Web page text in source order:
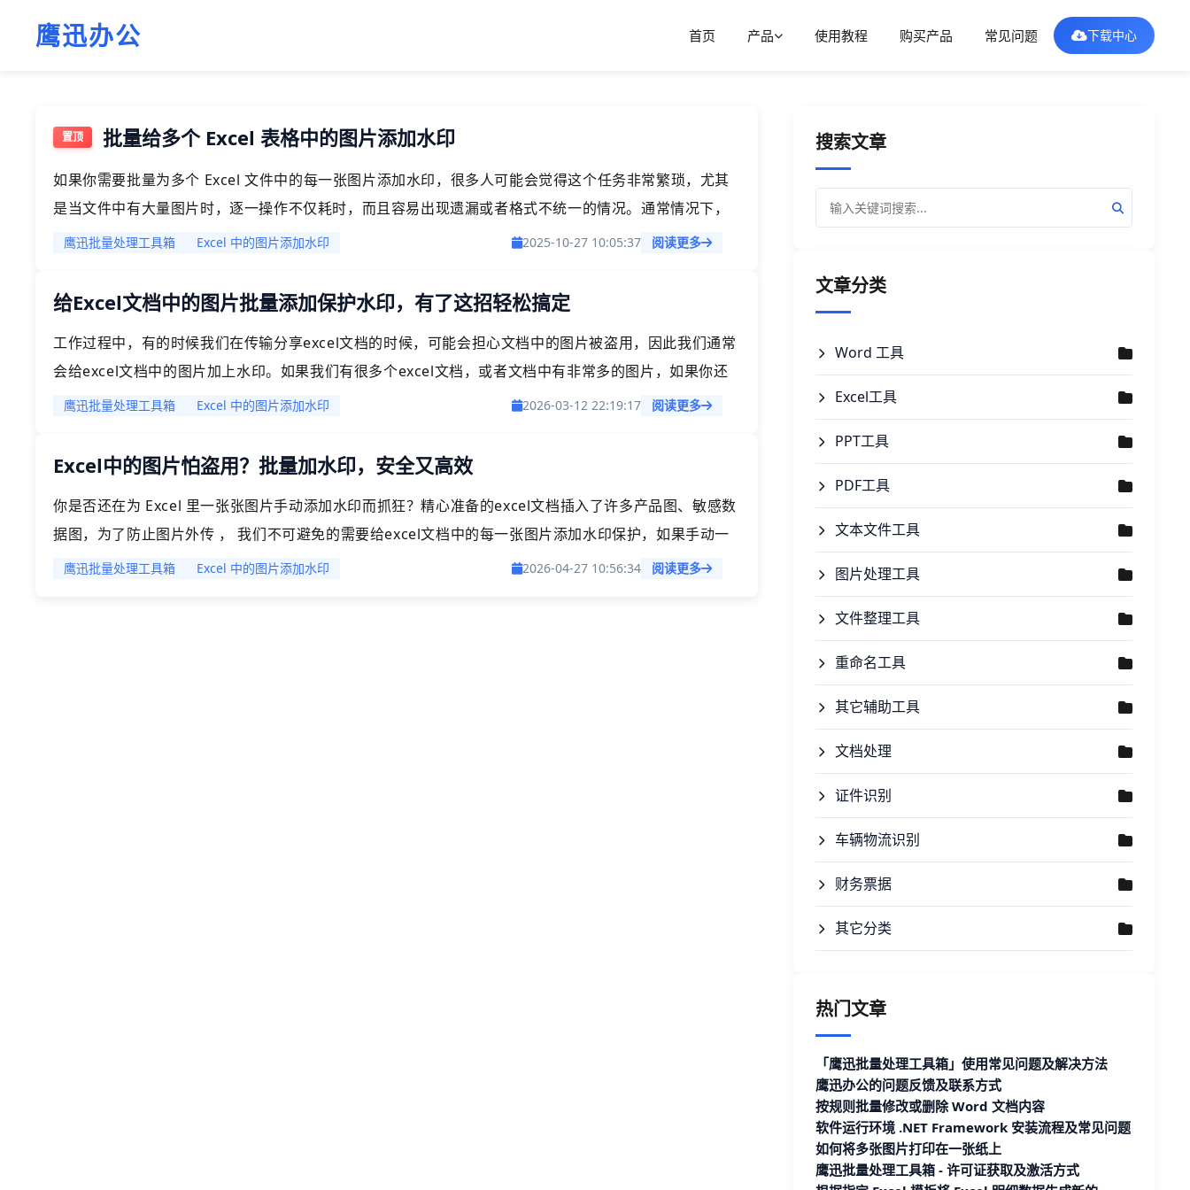
鹰迅办公 首页 产品 使用教程 购买产品 常见问题 下载中心
批量给多个 Excel 表格中的图片添加水印
如果你需要批量为多个 Excel 文件中的每一张图片添加水印，很多人可能会觉得这个任务非常繁琐，尤其
是当文件中有大量图片时，逐一操作不仅耗时，而且容易出现遗漏或者格式不统一的情况。通常情况下，
我们可以通过一些基本的 Excel 功能或者第三方工具来为图片添加水印，但如何高效、批量地完成这一任
或者图片水印。
鹰迅批量处理工具箱 Excel 中的图片添加水印 2025-10-27 10:05:37 阅读更多
给Excel文档中的图片批量添加保护水印，有了这招轻松搞定
工作过程中，有的时候我们在传输分享excel文档的时候，可能会担心文档中的图片被盗用，因此我们通常
会给excel文档中的图片加上水印。如果我们有很多个excel文档，或者文档中有非常多的图片，如果你还
在一个一个的手动添加水印的话，这样效率就太低了。如何告别手动添加水印，摆脱体力活呢？
鹰迅批量处理工具箱 Excel 中的图片添加水印 2026-03-12 22:19:17 阅读更多
Excel中的图片怕盗用？批量加水印，安全又高效
你是否还在为 Excel 里一张张图片手动添加水印而抓狂？精心准备的excel文档插入了许多产品图、敏感数
据图，为了防止图片外传 ， 我们不可避免的需要给excel文档中的每一张图片添加水印保护，如果手动一
张张的图片添加水印，不仅效率低下，而且真的是个体力活，很容易让人抓狂。今天就给大家分享一个安
鹰迅批量处理工具箱 Excel 中的图片添加水印 2026-04-27 10:56:34 阅读更多
搜索文章
文章分类
Word 工具
Excel工具
PPT工具
PDF工具
文本文件工具
图片处理工具
文件整理工具
重命名工具
其它辅助工具
文档处理
证件识别
车辆物流识别
财务票据
其它分类
热门文章
「鹰迅批量处理工具箱」使用常见问题及解决方法
鹰迅办公的问题反馈及联系方式
按规则批量修改或删除 Word 文档内容
软件运行环境 .NET Framework 安装流程及常见问题
如何将多张图片打印在一张纸上
鹰迅批量处理工具箱 - 许可证获取及激活方式